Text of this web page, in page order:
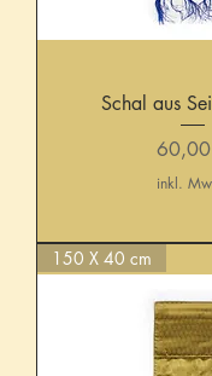
Schal aus
Preis
inkl.
150 X 40 cm